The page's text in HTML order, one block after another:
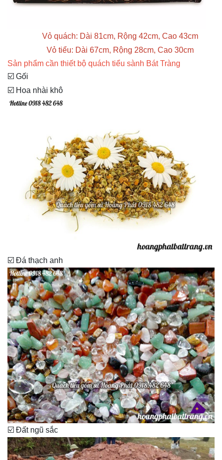
Vỏ quách: Dài 81cm, Rộng 42cm, Cao 43cm
Vỏ tiểu: Dài 67cm, Rộng 28cm, Cao 30cm
Sản phẩm cần thiết bộ quách tiểu sành Bát Tràng
☑️ Gối
☑️ Hoa nhài khô
☑️ Đá thạch anh
☑️ Đất ngũ sắc